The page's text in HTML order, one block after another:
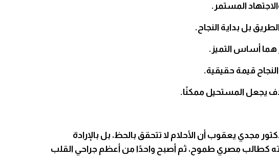
المستمر.
بل بداية النجاح.
هما أساس التميز.
قيمة حقيقية.
يجعل المستحيل ممكنًا.
مجدي يعقوب أن الأحلام لا تتحقق بالحظ، بل بالإرادة
كطالب مصري طموح، ثم أصبح واحدًا من أعظم جراحي القلب